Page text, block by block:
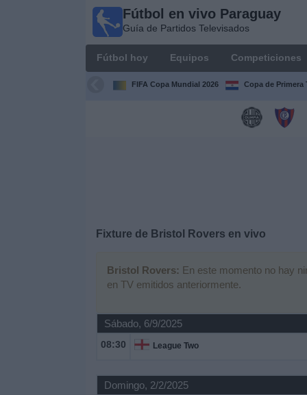
Fútbol en vivo Paraguay
Guía de Partidos Televisados
Fútbol hoy Equipos Competiciones
FIFA Copa Mundial 2026 Copa de Primera
Fixture de Bristol Rovers en vivo
Bristol Rovers: En este momento no hay
en TV emitidos anteriormente.
Sábado, 6/9/2025
08:30 League Two
Domingo, 2/2/2025
Paraguay